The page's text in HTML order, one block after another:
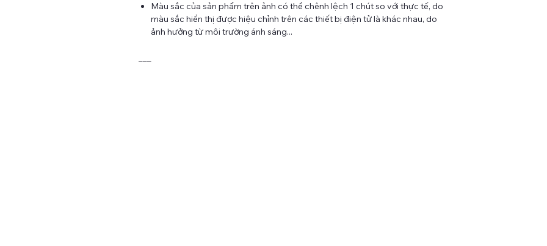
Màu sắc của sản phẩm trên ảnh có thể chênh lệch 1 chút so với thực tế, do
màu sắc hiển thị được hiệu chỉnh trên các thiết bị điện tử là khác nhau, do
ảnh hưởng từ môi trường ánh sáng...